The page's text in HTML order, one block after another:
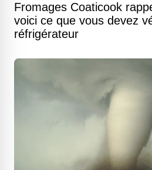
Fromages Coaticook
voici ce que vous devez
réfrigérateur